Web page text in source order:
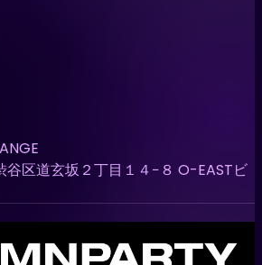
区道玄坂２丁目１４−８ O-EASTビ